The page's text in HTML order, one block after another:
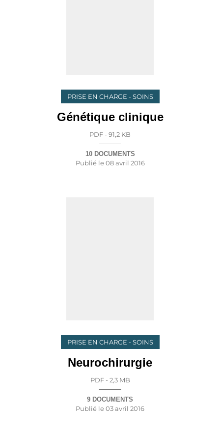
PRISE EN CHARGE - SOINS
Génétique clinique
PDF - 91,2 KB
10 DOCUMENTS
Publié le08 avril 2016
PRISE EN CHARGE - SOINS
Neurochirurgie
PDF - 2,3 MB
9 DOCUMENTS
Publié le03 avril 2016